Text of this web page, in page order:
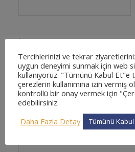
İnternet sitesi
Tercihlerinizi ve tekrar
uygun deneyimi sunmak için web
kullanıyoruz. "Tümünü Kabul Et"e
çerezlerin kullanımına izin vermiş
kontrollü bir onay vermek için
edebilirsiniz.
Daha Fazla Detay
Tümünü Kabul